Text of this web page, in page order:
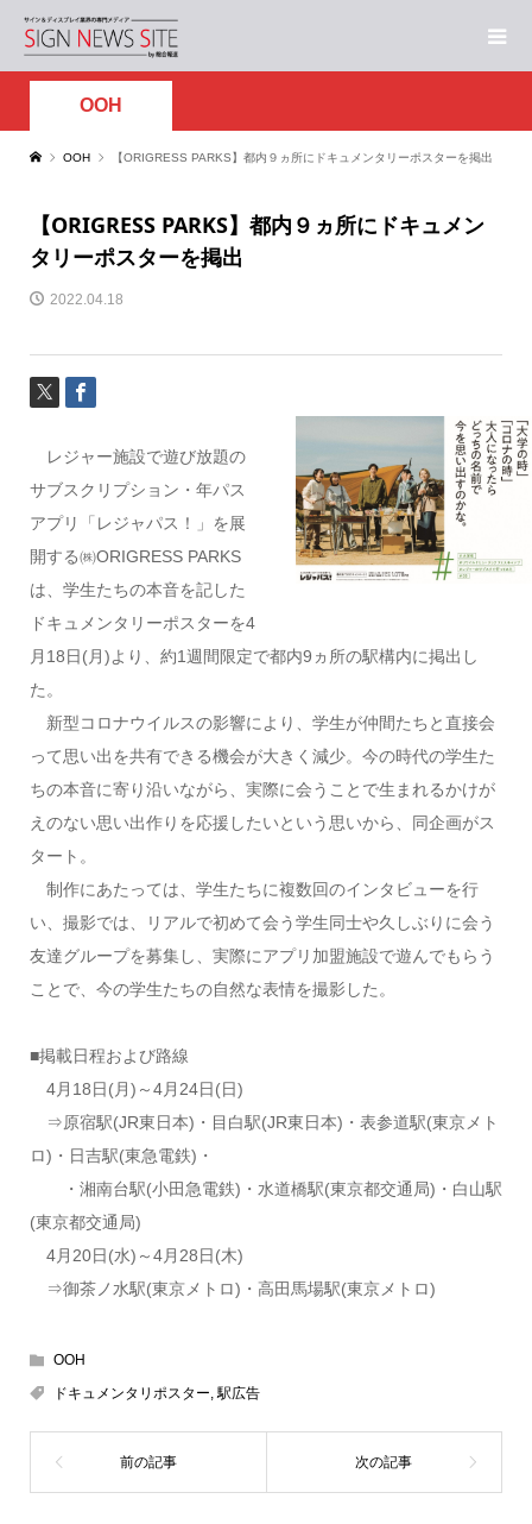
OOH
OOH 【ORIGRESS PARKS】都内９ヵ所にドキュメンタリーポスターを掲出
【ORIGRESS PARKS】都内９ヵ所にドキュメン
タリーポスターを掲出
2022.04.18
レジャー施設で遊び放題の
サブスクリプション・年パス
アプリ「レジャパス！」を展
開する㈱ORIGRESS PARKS
は、学生たちの本音を記した
ドキュメンタリーポスターを4
月18日(月)より、約1週間限定で都内9ヵ所の駅構内に掲出し
た。
新型コロナウイルスの影響により、学生が仲間たちと直接会
って思い出を共有できる機会が大きく減少。今の時代の学生た
ちの本音に寄り沿いながら、実際に会うことで生まれるかけが
えのない思い出作りを応援したいという思いから、同企画がス
タート。
制作にあたっては、学生たちに複数回のインタビューを行
い、撮影では、リアルで初めて会う学生同士や久しぶりに会う
友達グループを募集し、実際にアプリ加盟施設で遊んでもらう
ことで、今の学生たちの自然な表情を撮影した。
■掲載日程および路線
4月18日(月)～4月24日(日)
⇒原宿駅(JR東日本)・目白駅(JR東日本)・表参道駅(東京メト
ロ)・日吉駅(東急電鉄)・
・湘南台駅(小田急電鉄)・水道橋駅(東京都交通局)・白山駅
(東京都交通局)
4月20日(水)～4月28日(木)
⇒御茶ノ水駅(東京メトロ)・高田馬場駅(東京メトロ)
OOH
ドキュメンタリポスター,駅広告